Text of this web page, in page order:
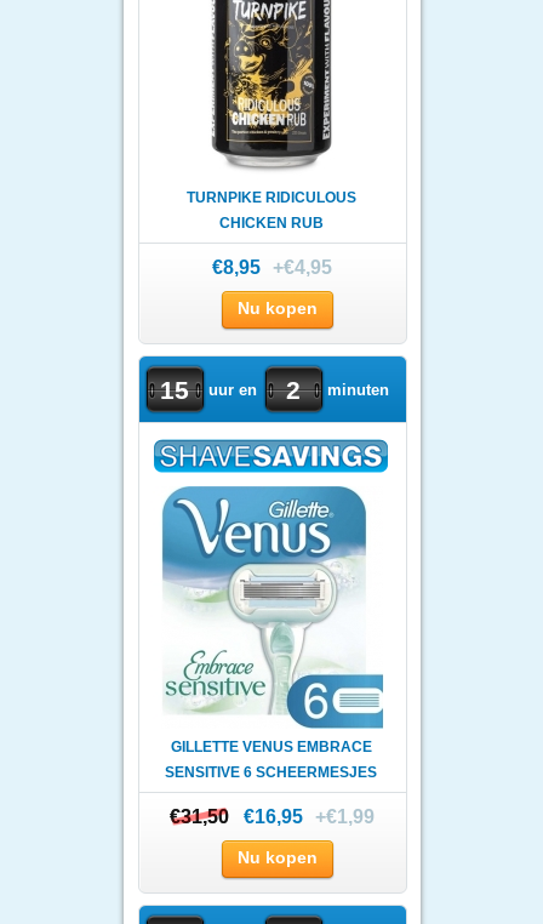
TURNPIKE RIDICULOUS
CHICKEN RUB
€8,95 +€4,95
Nu kopen
15 uur en 2 minuten
GILLETTE VENUS EMBRACE
SENSITIVE 6 SCHEERMESJES
€31,50
€31,50 €16,95 +€1,99
Nu kopen